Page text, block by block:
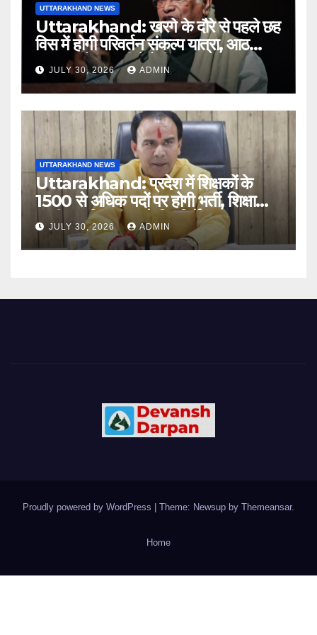
UTTARAKHAND NEWS
Uttarakhand: खरगे के दौरे से पहले छह
विस में होगी परिवर्तन संकल्प यात्रा, आठ
अगस्त को हल्द्वानी में रैली
JULY 30, 2026 ADMIN
UTTARAKHAND NEWS
Uttarakhand: प्रदेश में शिक्षकों के
1500 से अधिक पदों पर होगी भर्ती, शिक्षा
मंत्री धन सिंह रावत ने दिए निर्देश
JULY 30, 2026 ADMIN
Proudly powered by WordPress Theme: Newsup by Themeansar.
Home